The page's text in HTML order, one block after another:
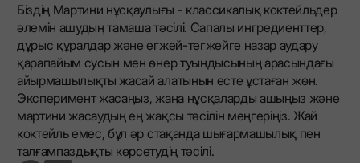
Біздің Мартини нұсқаулығы - классикалық коктейльдер
әлемін ашудың тамаша тәсілі. Сапалы ингредиенттер,
дұрыс құралдар және егжей-тегжейге назар аудару
қарапайым сусын мен өнер туындысының арасындағы
айырмашылықты жасай алатынын есте ұстаған жөн.
Эксперимент жасаңыз, жаңа нұсқаларды ашыңыз және
мартини жасаудың ең жақсы тәсілін меңгеріңіз. Жай
коктейль емес, бұл әр стақанда шығармашылық пен
талғампаздықты көрсетудің тәсілі.
go to facebook page go to linkedin page